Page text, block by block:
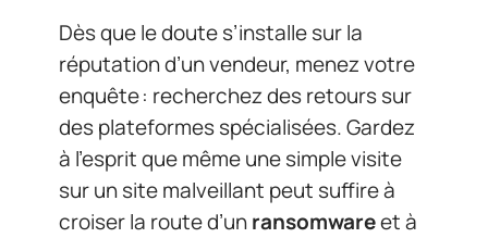
Dès que le doute s’installe sur la
réputation d’un vendeur, menez votre
enquête : recherchez des retours sur
des plateformes spécialisées. Gardez
à l’esprit que même une simple visite
sur un site malveillant peut suffire à
croiser la route d’unransomwareet à